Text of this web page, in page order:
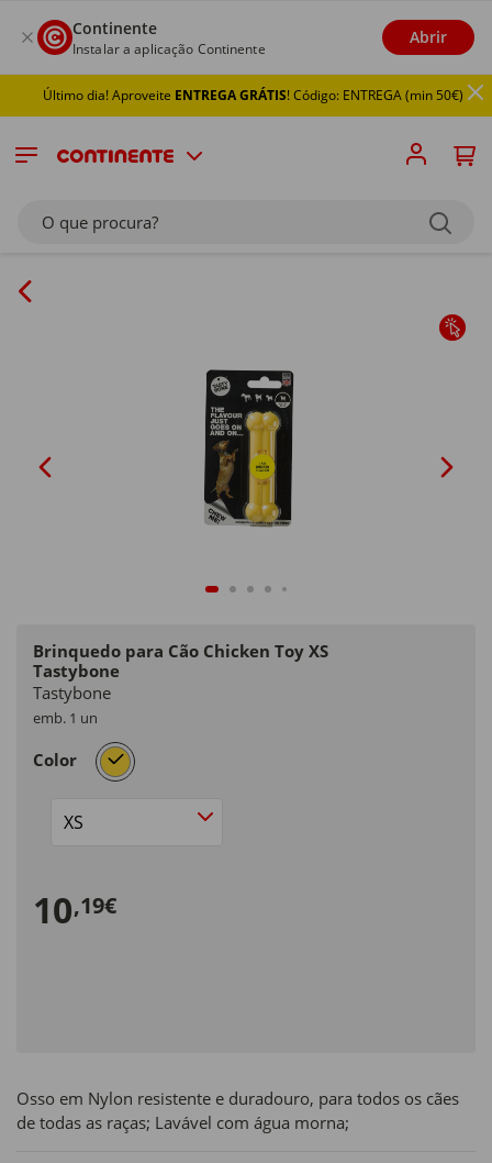
Continente
Instalar a aplicação Continente
Abrir
Último dia! AproveiteENTREGA GRÁTIS! Código: ENTREGA (min 50€)
O que procura?
Brinquedo para Cão Chicken Toy XS
Tastybone
Tastybone
emb. 1 un
Color selected
Size
10,19€
Osso em Nylon resistente e duradouro, para todos os cães
de todas as raças; Lavável com água morna;